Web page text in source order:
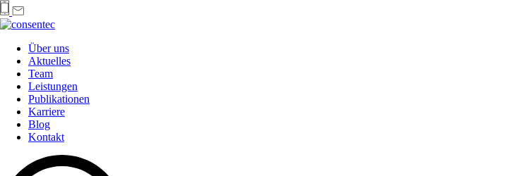
Über uns
Aktuelles
Team
Leistungen
Publikationen
Karriere
Blog
Kontakt